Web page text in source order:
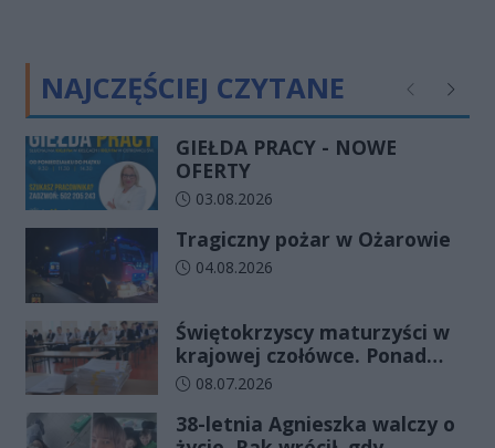
NAJCZĘŚCIEJ CZYTANE Poprzednie
GIEŁDA PRACY - NOWE
OFERTY
Data dodania artykułu:
03.08.2026
Tragiczny pożar w Ożarowie
Data dodania artykułu:
04.08.2026
Świętokrzyscy maturzyści w
krajowej czołówce. Ponad
83% zdało egzamin już w
Data dodania artykułu:
08.07.2026
38-letnia Agnieszka walczy o